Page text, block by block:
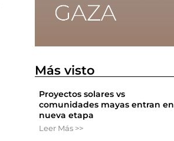
Más visto
Proyectos solares vs
comunidades mayas entran en
nueva etapa
Leer Más >>